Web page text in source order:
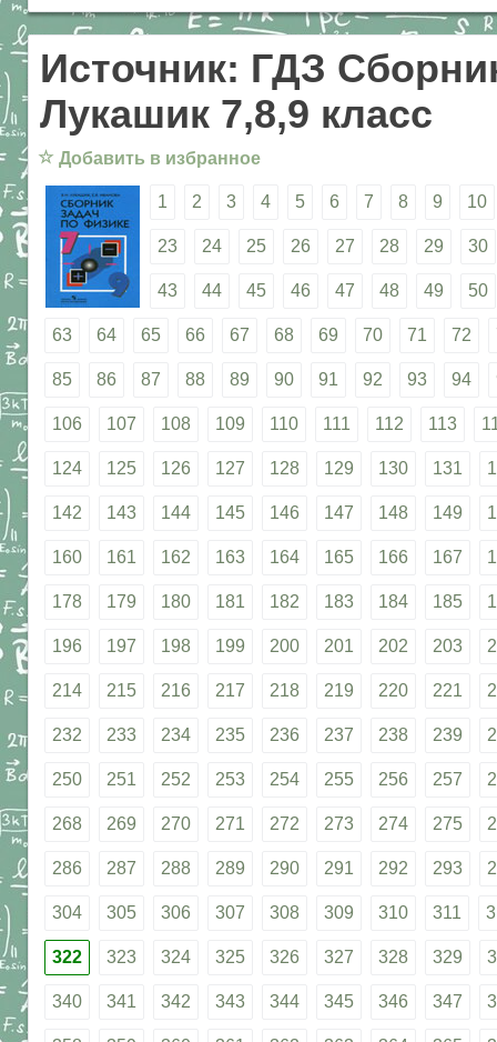
Источник: ГДЗ
Лукашик 7,8,9 класс
☆ Добавить в избранное
1 2 3 4 5 6 7 8 9 10
23 24 25 26 27 28 29 30
43 44 45 46 47 48 49 50
63 64 65 66 67 68 69 70 71 72
85 86 87 88 89 90 91 92 93 94
106 107 108 109 110 111 112 113
124 125 126 127 128 129 130 131
142 143 144 145 146 147 148 149
160 161 162 163 164 165 166 167
178 179 180 181 182 183 184 185
196 197 198 199 200 201 202 203
214 215 216 217 218 219 220 221
232 233 234 235 236 237 238 239
250 251 252 253 254 255 256 257
268 269 270 271 272 273 274 275
286 287 288 289 290 291 292 293
304 305 306 307 308 309 310 311
322 323 324 325 326 327 328 329
340 341 342 343 344 345 346 347